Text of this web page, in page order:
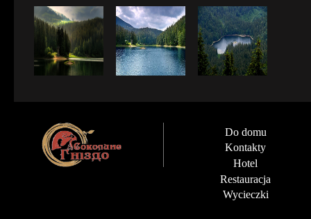
Do domu
Kontakty
Hotel
Restauracja
Wycieczki